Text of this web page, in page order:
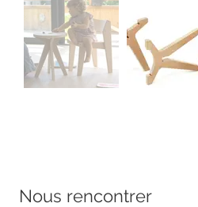
Nous rencontrer ​